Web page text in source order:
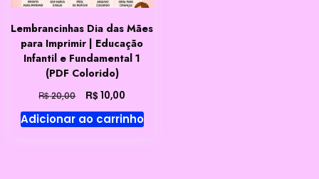
Lembrancinhas Dia das Mães
para Imprimir | Educação
Infantil e Fundamental 1
(PDF Colorido)
R$20,00
preço
original
R$10,00
preço
atual
Adicionar ao carrinho